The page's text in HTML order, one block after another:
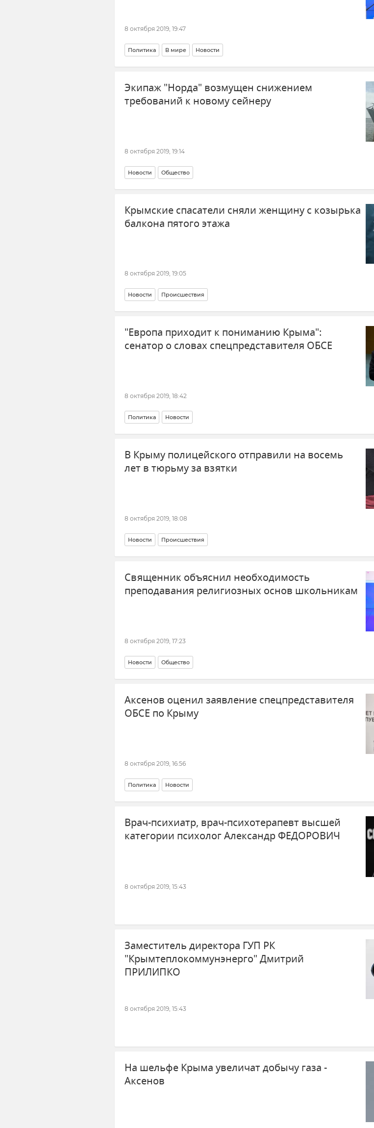
8 октября 2019, 19:47
Политика В мире Новости
Экипаж "Норда" возмущен снижением
требований к новому сейнеру
8 октября 2019, 19:14
Новости Общество
Крымские спасатели сняли женщину с козырька
балкона пятого этажа
8 октября 2019, 19:05
Новости Происшествия
"Европа приходит к пониманию Крыма":
сенатор о словах спецпредставителя ОБСЕ
8 октября 2019, 18:42
Политика Новости
В Крыму полицейского отправили на восемь
лет в тюрьму за взятки
8 октября 2019, 18:08
Новости Происшествия
Священник объяснил необходимость
преподавания религиозных основ школьникам
8 октября 2019, 17:23
Новости Общество
Аксенов оценил заявление спецпредставителя
ОБСЕ по Крыму
8 октября 2019, 16:56
Политика Новости
Врач-психиатр, врач-психотерапевт высшей
категории психолог Александр ФЕДОРОВИЧ
8 октября 2019, 15:43
Заместитель директора ГУП РК
"Крымтеплокоммунэнерго" Дмитрий
ПРИЛИПКО
8 октября 2019, 15:43
На шельфе Крыма увеличат добычу газа -
Аксенов